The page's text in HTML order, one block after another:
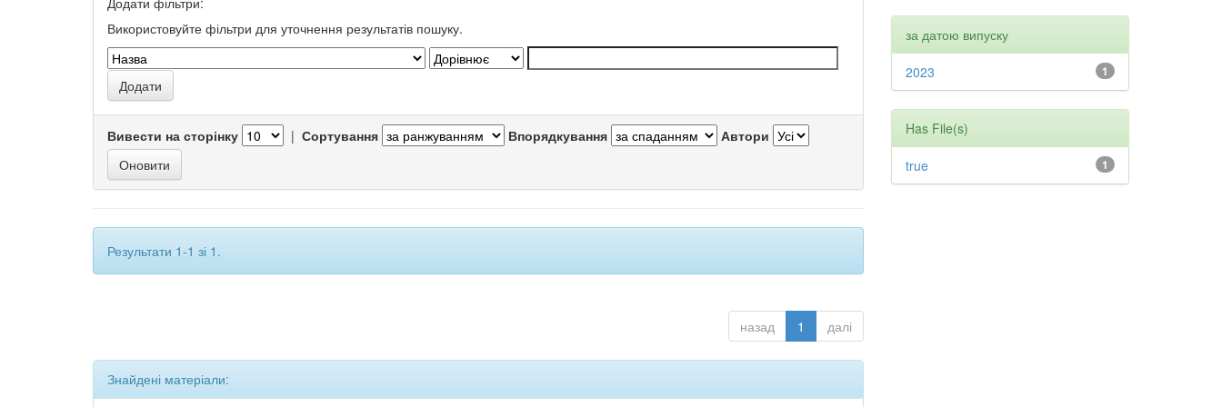
Використовуйте фільтри для уточнення результатів пошуку.
Вивести на сторінку | Сортування Впорядкування Автори
Результати 1-1 зі 1.
назад 1 далі
Знайдені матеріали:
за датою випуску
1
2023
Has File(s)
1
true